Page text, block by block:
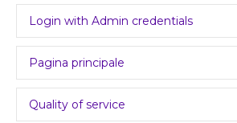
Login with Admin credentials
Pagina principale
Quality of service